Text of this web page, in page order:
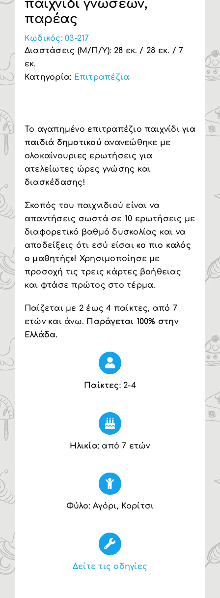
παιχνίδι γνώσεων,
παρέας
Κωδικός:03-217
Διαστάσεις (Μ/Π/Υ): 28 εκ. / 28 εκ. / 7
εκ.
Κατηγορία: Επιτραπέζια
Το αγαπημένο επιτραπέζιο παιχνίδιγια
παιδιά δημοτικού ανανεώθηκε με
ολοκαίνουριες ερωτήσεις για
ατελείωτες ώρες γνώσης και
διασκέδασης!
Σκοπός του παιχνιδιού είναι να
απαντήσεις σωστά σε 10 ερωτήσεις με
διαφορετικό βαθμό δυσκολίας και να
αποδείξεις ότι εσύ είσαι «ο πιο καλός
ο μαθητής»! Χρησιμοποίησε με
προσοχή τις τρεις κάρτες βοήθειας
και φτάσε πρώτος στο τέρμα.
Παίζεται με 2 έως 4 παίκτες, από 7
ετών και άνω. Παράγεται 100% στην
Ελλάδα.
Παίκτες: 2-4
Ηλικία: από 7 ετών
Φύλο: Αγόρι, Κορίτσι
Δείτε τις οδηγίες